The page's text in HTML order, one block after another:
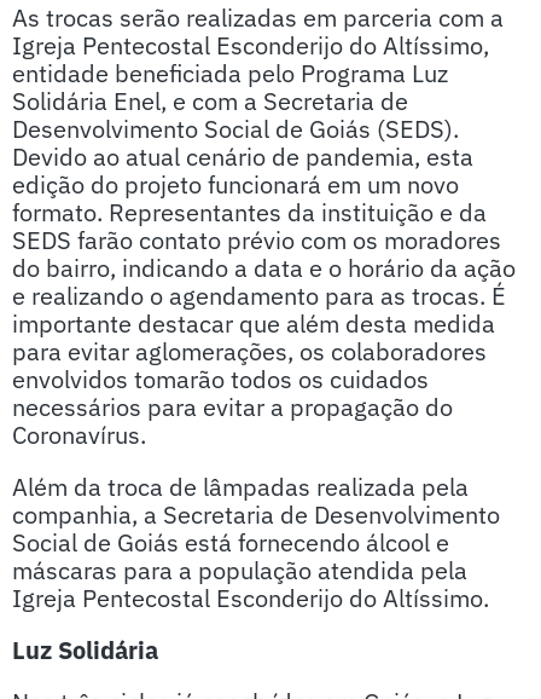
As trocas serão realizadas em parceria com a
Igreja Pentecostal Esconderijo do Altíssimo,
entidade beneficiada pelo Programa Luz
Solidária Enel, e com a Secretaria de
Desenvolvimento Social de Goiás (SEDS).
Devido ao atual cenário de pandemia, esta
edição do projeto funcionará em um novo
formato. Representantes da instituição e da
SEDS farão contato prévio com os moradores
do bairro, indicando a data e o horário da ação
e realizando o agendamento para as trocas. É
importante destacar que além desta medida
para evitar aglomerações, os colaboradores
envolvidos tomarão todos os cuidados
necessários para evitar a propagação do
Coronavírus.
Além da troca de lâmpadas realizada pela
companhia, a Secretaria de Desenvolvimento
Social de Goiás está fornecendo álcool e
máscaras para a população atendida pela
Igreja Pentecostal Esconderijo do Altíssimo.
Luz Solidária